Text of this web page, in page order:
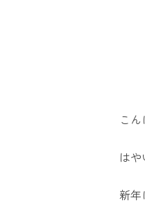
こ
は
新年